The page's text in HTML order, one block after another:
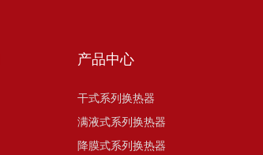
产品中心
干式系列换热器
满液式系列换热器
降膜式系列换热器